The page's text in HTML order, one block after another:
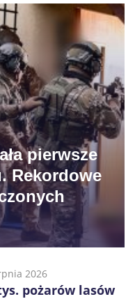
pierwsze
Rekordowe
2026
pożarów lasów